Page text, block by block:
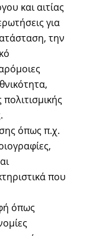
και αιτίας
για
την
όπως π.χ.
που
όπως